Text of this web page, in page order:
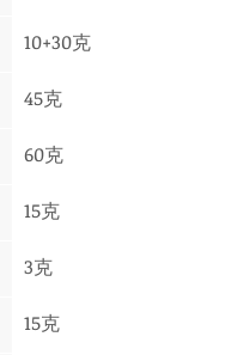
10+30克
45克
60克
15克
3克
15克